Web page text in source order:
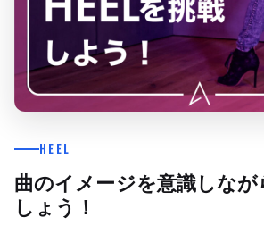
HEEL
曲のイメージを意識しなが
しょう！